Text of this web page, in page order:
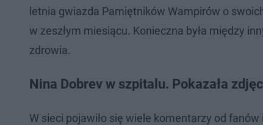
letnia gwiazda Pamiętników Wampirów o
w zeszłym miesiącu. Konieczna była między
zdrowia.
Nina Dobrev w szpitalu. Pokazała
W sieci pojawiło się wiele komentarzy od